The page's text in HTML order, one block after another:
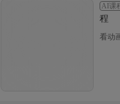
AI课
程
看动